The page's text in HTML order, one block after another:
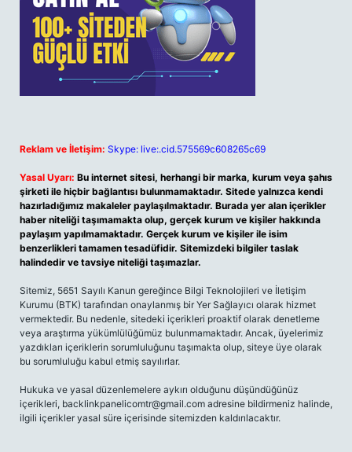
Reklam ve İletişim: Skype: live:.cid.575569c608265c69
Yasal Uyarı: Bu internet sitesi, herhangi bir marka, kurum veya şahıs
şirketi ile hiçbir bağlantısı bulunmamaktadır. Sitede yalnızca kendi
hazırladığımız makaleler paylaşılmaktadır. Burada yer alan içerikler
haber niteliği taşımamakta olup, gerçek kurum ve kişiler hakkında
paylaşım yapılmamaktadır. Gerçek kurum ve kişiler ile isim
benzerlikleri tamamen tesadüfidir. Sitemizdeki bilgiler taslak
halindedir ve tavsiye niteliği taşımazlar.
Sitemiz, 5651 Sayılı Kanun gereğince Bilgi Teknolojileri ve İletişim
Kurumu (BTK) tarafından onaylanmış bir Yer Sağlayıcı olarak hizmet
vermektedir. Bu nedenle, sitedeki içerikleri proaktif olarak denetleme
veya araştırma yükümlülüğümüz bulunmamaktadır. Ancak, üyelerimiz
yazdıkları içeriklerin sorumluluğunu taşımakta olup, siteye üye olarak
bu sorumluluğu kabul etmiş sayılırlar.
Hukuka ve yasal düzenlemelere aykırı olduğunu düşündüğünüz
içerikleri, backlinkpanelicomtr@gmail.com adresine bildirmeniz halinde,
ilgili içerikler yasal süre içerisinde sitemizden kaldırılacaktır.